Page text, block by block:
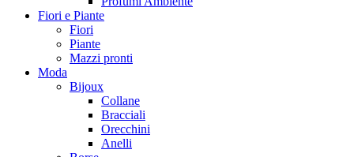
Fiori e Piante
Fiori
Piante
Mazzi pronti
Moda
Bijoux
Collane
Bracciali
Orecchini
Anelli